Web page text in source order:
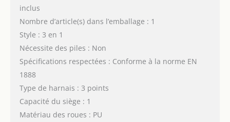
inclus
Nombre d’article(s) dans l’emballage : 1
Style : 3 en 1
Nécessite des piles : Non
Spécifications respectées : Conforme à la norme EN
1888
Type de harnais : 3 points
Capacité du siège : 1
Matériau des roues : PU